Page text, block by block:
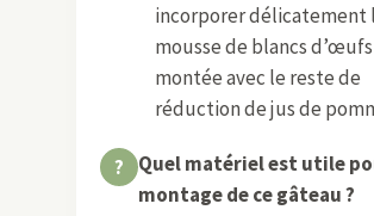
incorporer délicatement
mousse de blancs d’œufs
montée avec le reste de
réduction de jus de
Quel matériel est utile
montage de ce gâteau ?